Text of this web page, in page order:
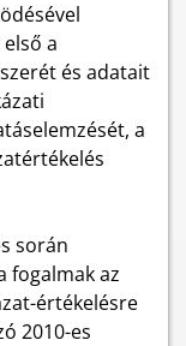
a
és adatait
a
során
fogalmak az
értékelésre
2010-es